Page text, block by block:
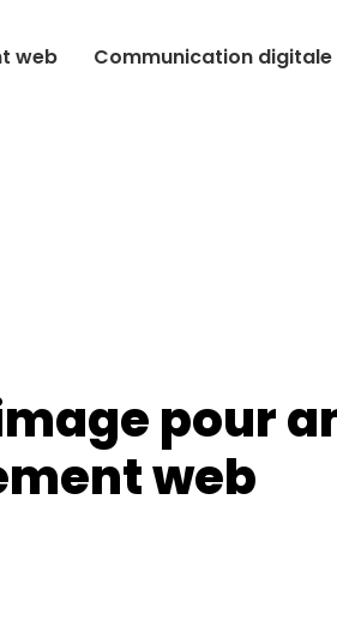
web Communication digitale
pour
web